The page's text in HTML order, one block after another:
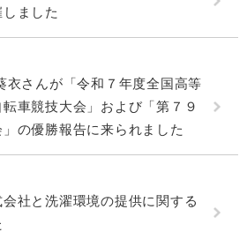
ました
衣さんが「令和７年度全国高等
車競技大会」および「第７９
の優勝報告に来られました
社と洗濯環境の提供に関する